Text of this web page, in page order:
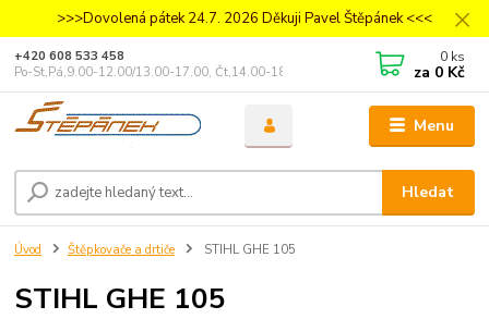
>>>Dovolená pátek 24.7. 2026 Děkuji Pavel Štěpánek <<<
Menu
Hledat
+420 608 533 458
Po-St,Pá,9.00-12.00/13.00-17.00, Čt,14.00-18.00
0 ks
za 0 Kč
Úvod Štěpkovače a drtiče STIHL GHE 105
STIHL GHE 105